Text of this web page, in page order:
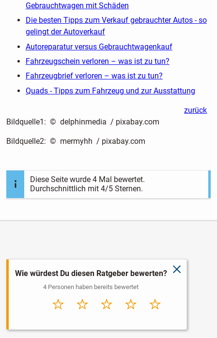
Gebrauchtwagen mit Schäden
Die besten Tipps zum Verkauf gebrauchter Autos - so
gelingt der Autoverkauf
Autoreparatur versus Gebrauchtwagenkauf
Fahrzeugschein verloren – was ist zu tun?
Fahrzeugbrief verloren – was ist zu tun?
Quads - Tipps zum Fahrzeug und zur Ausstattung
zurück
Bildquelle1: © delphinmedia / pixabay.com
Bildquelle2: © mermyhh / pixabay.com
Diese Seite wurde4 Mal bewertet.
Durchschnittlich mit4/5 Sternen.
schließen
Wie würdest Du diesen Ratgeber bewerten?
4 Personen haben bereits bewertet